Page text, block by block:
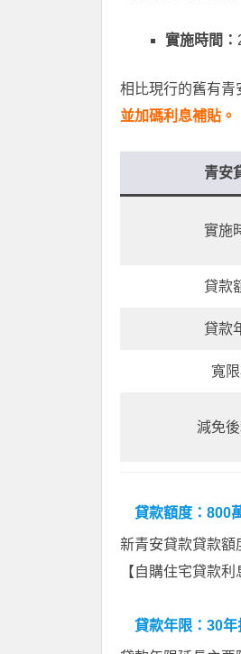
實施時間：
相比現行的舊有青
並加碼利息補貼。
青安
實施
貸款
貸款
寬
減免
貸款額度：800
新青安貸款貸款額
【自購住宅貸款
貸款年限：30